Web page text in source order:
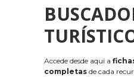
Accede desde aquí a
completas de cada